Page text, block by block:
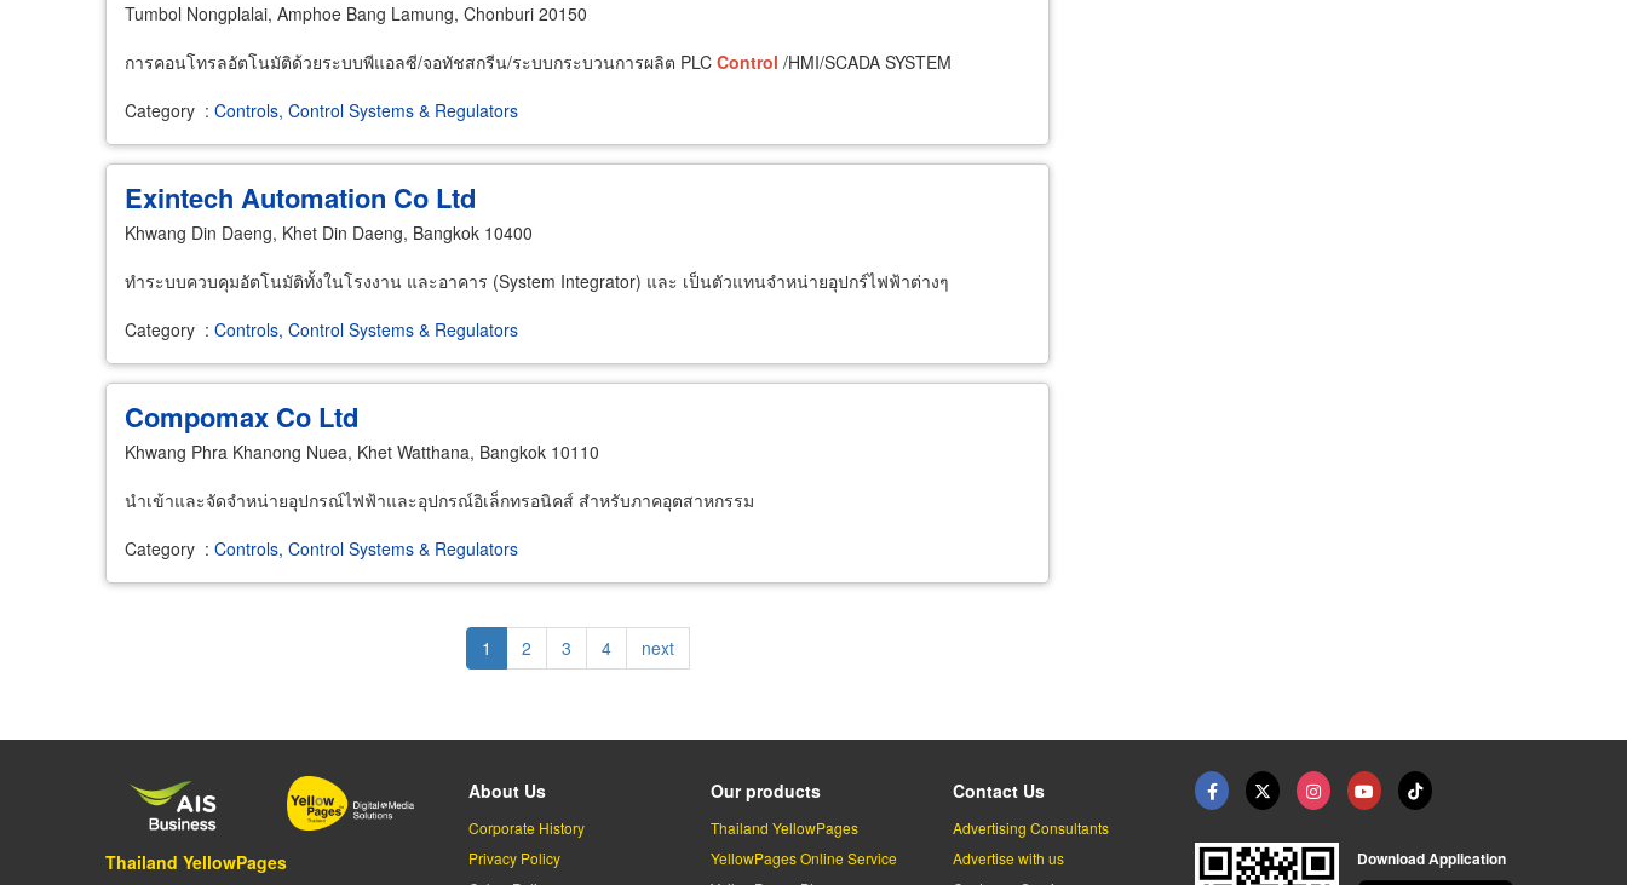
Tumbol Nongplalai, Amphoe Bang Lamung, Chonburi 20150
การคอนโทรลอัตโนมัติด้วยระบบพีแอลซี/จอทัชสกรีน/ระบบกระบวนการผลิต PLC Control /HMI/SCADA SYSTEM
Category : Controls, Control Systems & Regulators
Exintech Automation Co Ltd
Khwang Din Daeng, Khet Din Daeng, Bangkok 10400
ทำระบบควบคุมอัตโนมัติทั้งในโรงงาน และอาคาร (System Integrator) และ เป็นตัวแทนจำหน่ายอุปกร์ไฟฟ้าต่างๆ
Category : Controls, Control Systems & Regulators
Compomax Co Ltd
Khwang Phra Khanong Nuea, Khet Watthana, Bangkok 10110
นำเข้าและจัดจำหน่ายอุปกรณ์ไฟฟ้าและอุปกรณ์อิเล็กทรอนิคส์ สำหรับภาคอุตสาหกรรม
Category : Controls, Control Systems & Regulators
Current
page
1 Page
2 Page
3 Page
4
Next
page
next
Thailand YellowPages
About Us
Corporate History
Privacy Policy
Our products
Thailand YellowPages
YellowPages Online Service
Contact Us
Advertising Consultants
Advertise with us
Download Application